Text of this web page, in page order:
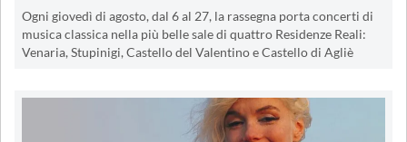
Ogni giovedì di agosto, dal 6 al 27, la rassegna porta concerti di
musica classica nella più belle sale di quattro Residenze Reali:
Venaria, Stupinigi, Castello del Valentino e Castello di Agliè